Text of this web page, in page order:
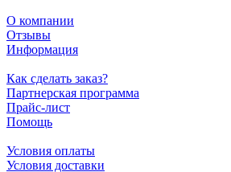
О компании
Отзывы
Информация
Как сделать заказ?
Партнерская программа
Прайс-лист
Помощь
Условия оплаты
Условия доставки